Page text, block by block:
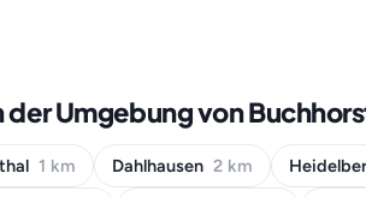
der Umgebung von
1 km Dahlhausen 2 km